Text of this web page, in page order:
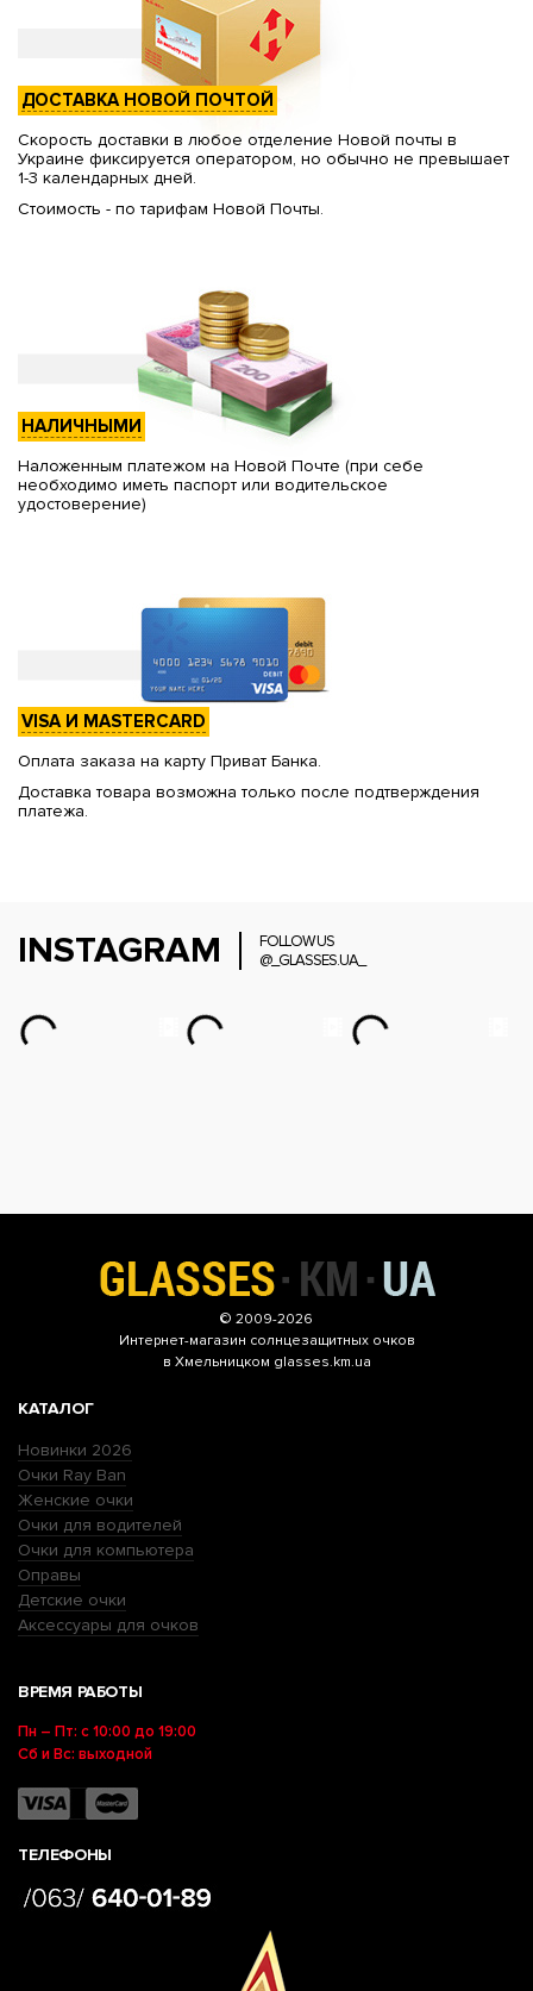
ДОСТАВКА НОВОЙ ПОЧТОЙ
Скорость доставки в любое отделение Новой почты в
Украине фиксируется оператором, но обычно не превышает
1-3 календарных дней.
Стоимость - по тарифам Новой Почты.
НАЛИЧНЫМИ
Наложенным платежом на Новой Почте (при себе
необходимо иметь паспорт или водительское
удостоверение)
VISA И MASTERCARD
Оплата заказа на карту Приват Банка.
Доставка товара возможна только после подтверждения
платежа.
INSTAGRAM
FOLLOW US
@_GLASSES.UA_
© 2009-2026
Интернет-магазин солнцезащитных очков
в Хмельницком glasses.km.ua
КАТАЛОГ
Новинки 2026
Очки Ray Ban
Женские очки
Очки для водителей
Очки для компьютера
Оправы
Детские очки
Аксессуары для очков
ВРЕМЯ РАБОТЫ
Пн – Пт: с 10:00 до 19:00
Сб и Вс: выходной
ТЕЛЕФОНЫ